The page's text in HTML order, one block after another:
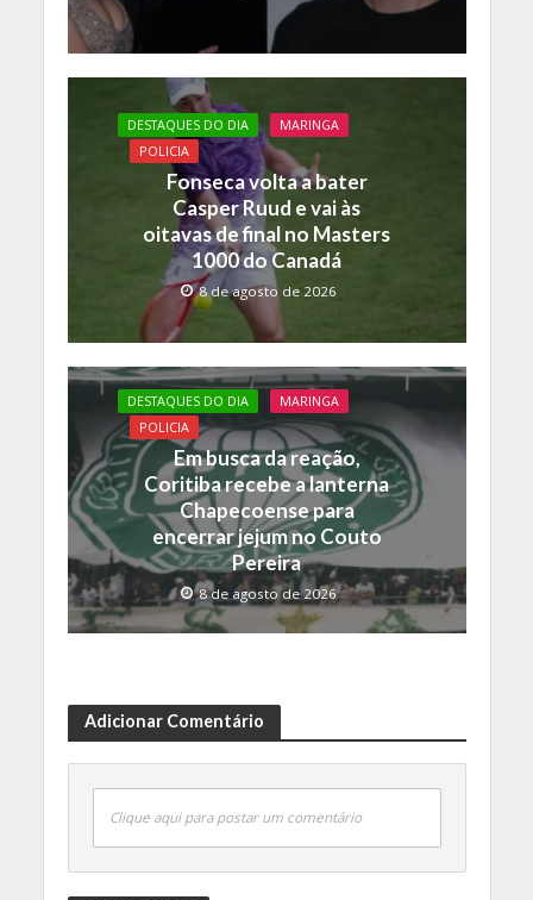
DESTAQUES DO DIA
MARINGA
POLICIA
Fonseca volta a bater
Casper Ruud e vai às
oitavas de final no Masters
1000 do Canadá
8 de agosto de 2026
DESTAQUES DO DIA
MARINGA
POLICIA
Em busca da reação,
Coritiba recebe a lanterna
Chapecoense para
encerrar jejum no Couto
Pereira
8 de agosto de 2026
Adicionar Comentário
Clique aqui para postar um comentário